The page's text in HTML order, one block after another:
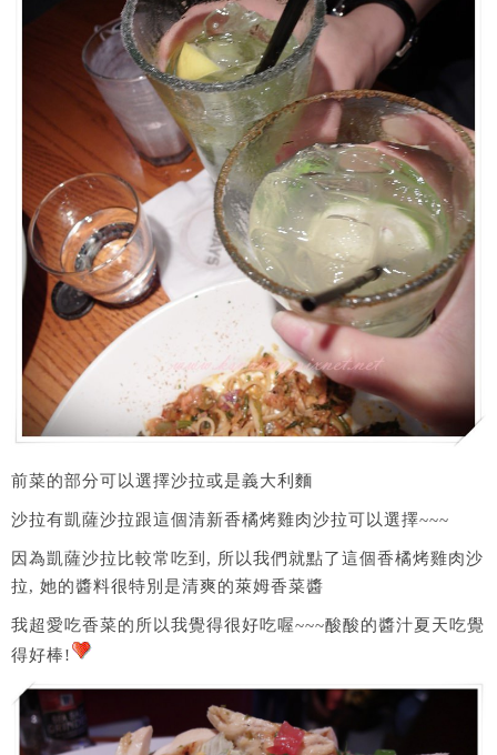
前菜的部分可以選擇沙拉或是義大利麵
沙拉有凱薩沙拉跟這個清新香橘烤雞肉沙拉可以選擇~~~
因為凱薩沙拉比較常吃到, 所以我們就點了這個香橘烤雞肉沙
拉, 她的醬料很特別是清爽的萊姆香菜醬
我超愛吃香菜的所以我覺得很好吃喔~~~酸酸的醬汁夏天吃覺
得好棒!